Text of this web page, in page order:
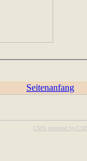
Seitenanfang
CMS powered by